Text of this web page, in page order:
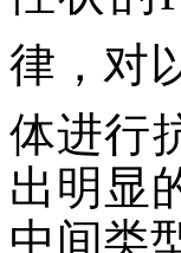
律，对
体进行
出明显
中间类